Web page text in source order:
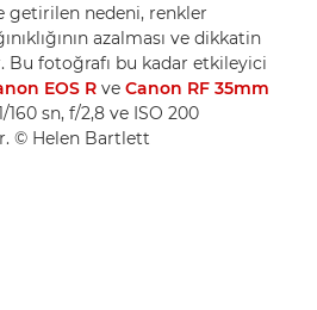
getirilen nedeni, renkler
azalması ve dikkatin
Bu fotoğrafı bu kadar etkileyici
EOS R ve Canon RF 35mm
160 sn, f/2,8 ve ISO 200
© Helen Bartlett